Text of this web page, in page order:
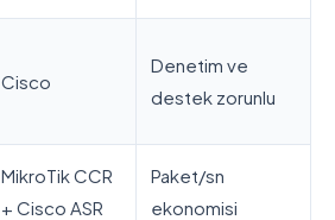
Cisco
Denetim ve
destek zorunlu
MikroTik CCR
+ Cisco ASR
Paket/sn
ekonomisi